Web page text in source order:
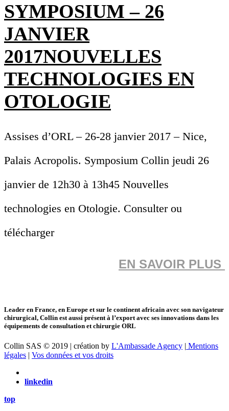
SYMPOSIUM – 26
JANVIER
2017NOUVELLES
TECHNOLOGIES EN
OTOLOGIE
Assises d’ORL – 26-28 janvier 2017 – Nice,
Palais Acropolis. Symposium Collin jeudi 26
janvier de 12h30 à 13h45 Nouvelles
technologies en Otologie. Consulter ou
télécharger
EN SAVOIR PLUS
Leader en France, en Europe et sur le continent africain avec son navigateur
chirurgical, Collin est aussi présent à l’export avec ses innovations dans les
équipements de consultation et chirurgie ORL
Collin SAS © 2019 | création by L'Ambassade Agency | Mentions
légales | Vos données et vos droits
linkedin
top